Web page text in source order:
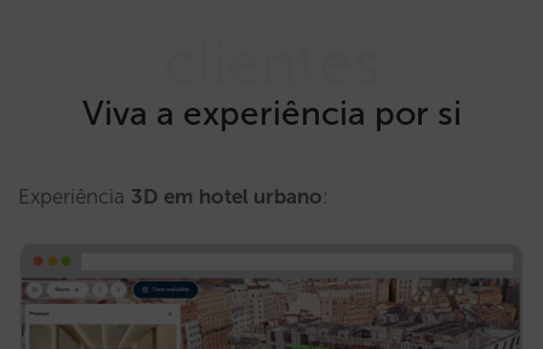
Viva a experiência por si
Experiência 3D em hotel urbano: